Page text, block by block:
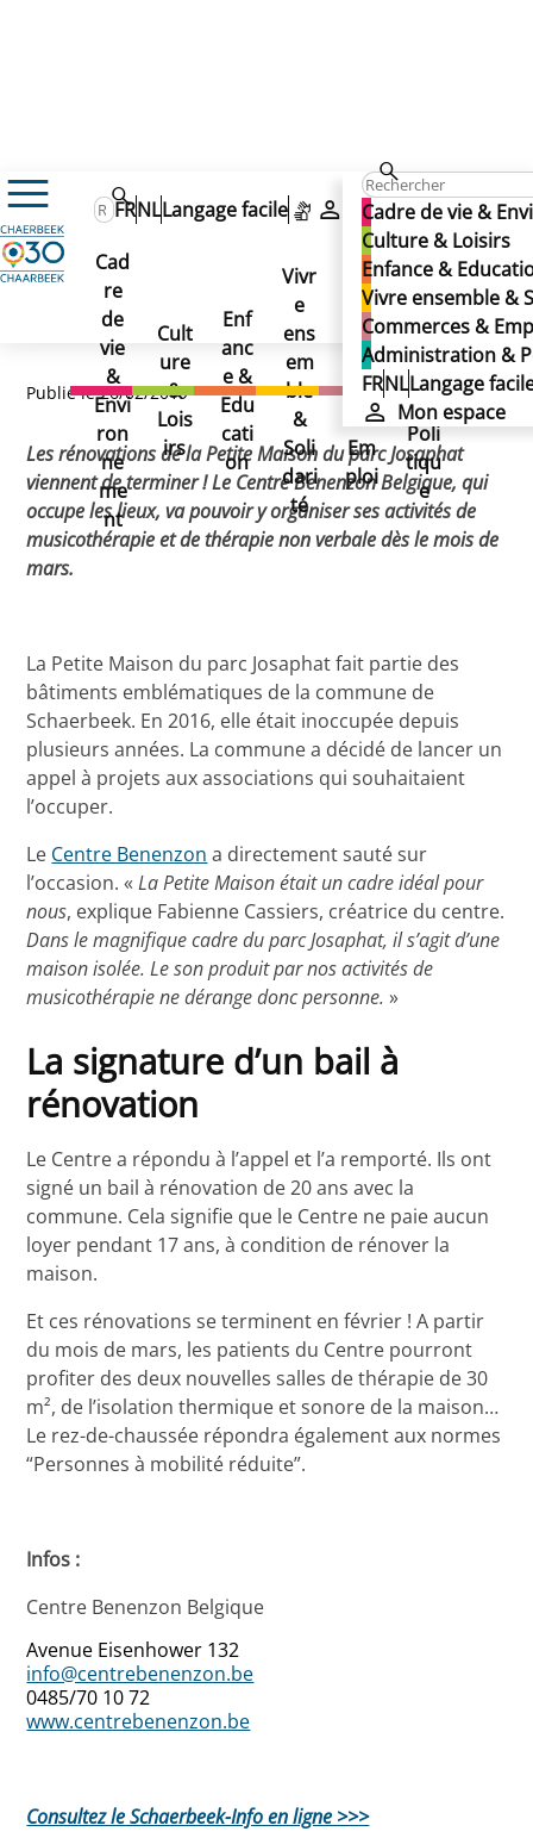
Cadre de vie &
Culture & Loisirs
Enfance &
Vivre ensemble &
Commerces &
Administration &
FRNLLangage
Mon espace
FRNLLangage facile
Mon espace
Cad
re
de
vie
&
Envi
ron
ne
me
nt
Cult
ure
&
Lois
irs
Enf
anc
e &
Edu
cati
on
Vivr
e
ens
em
ble
&
Soli
dari
té
Co
mm
erc
es
&
Em
ploi
Ad
min
istr
atio
n &
Poli
tiqu
e
Actualités
La Petite Maison du parc Josaphat revit
La Petite Maison du parc
Josaphat revit
La Petite Maison du parc
Josaphat revit
Publié le 26/02/2019
Les rénovations de la Petite Maison du parc Josaphat
viennent de terminer ! Le Centre Benenzon Belgique, qui
occupe les lieux, va pouvoir y organiser ses activités de
musicothérapie et de thérapie non verbale dès le mois de
mars.
La Petite Maison du parc Josaphat fait partie des
bâtiments emblématiques de la commune de
Schaerbeek. En 2016, elle était inoccupée depuis
plusieurs années. La commune a décidé de lancer un
appel à projets aux associations qui souhaitaient
l’occuper.
Le Centre Benenzon a directement sauté sur
l’occasion. «La Petite Maison était un cadre idéal pour
nous, explique Fabienne Cassiers, créatrice du centre.
Dans le magnifique cadre du parc Josaphat, il s’agit d’une
maison isolée. Le son produit par nos activités de
musicothérapie ne dérange donc personne. »
La signature d’un bail à
rénovation
Le Centre a répondu à l’appel et l’a remporté. Ils ont
signé un bail à rénovation de 20 ans avec la
commune. Cela signifie que le Centre ne paie aucun
loyer pendant 17 ans, à condition de rénover la
maison.
Et ces rénovations se terminent en février ! A partir
du mois de mars, les patients du Centre pourront
profiter des deux nouvelles salles de thérapie de 30
m², de l’isolation thermique et sonore de la maison…
Le rez-de-chaussée répondra également aux normes
“Personnes à mobilité réduite”.
Infos :
Centre Benenzon Belgique
Avenue Eisenhower 132
info@centrebenenzon.be
0485/70 10 72
www.centrebenenzon.be
Consultez le Schaerbeek-Info en ligne >>>